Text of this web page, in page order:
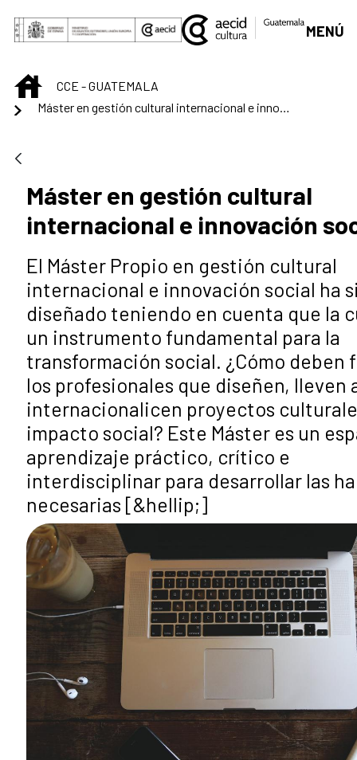
Saltar al contenido principal
MENÚ
INICIOCCE - GUATEMALA
Máster en gestión cultural
internacional e innovación
El Máster Propio en gestión cultural
internacional e innovación social ha
diseñado teniendo en cuenta que la
un instrumento fundamental para la
transformación social. ¿Cómo deben
los profesionales que diseñen, lleven
internacionalicen proyectos
impacto social? Este Máster es un
aprendizaje práctico, crítico e
interdisciplinar para desarrollar las
necesarias [&hellip;]